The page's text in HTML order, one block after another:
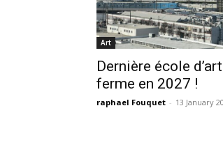
Art
Dernière école
ferme en 2027 !
raphael Fouquet - 13 January